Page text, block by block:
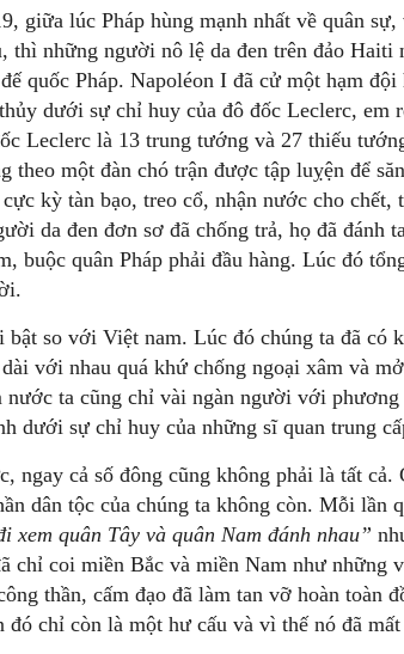
giữa lúc Pháp hùng mạnh nhất về quân
thì những người nô lệ da đen trên đảo Haiti
quốc Pháp. Napoléon I đã cử một hạm
dưới sự chỉ huy của đô đốc Leclerc, em
Leclerc là 13 trung tướng và 27 thiếu
theo một đàn chó trận được tập luỵện để
kỳ tàn bạo, treo cổ, nhận nước cho chết,
da đen đơn sơ đã chống trả, họ đã đánh
buộc quân Pháp phải đầu hàng. Lúc đó
bật so với Việt nam. Lúc đó chúng ta đã có
với nhau quá khứ chống ngoại xâm và
nước ta cũng chỉ vài ngàn người với
dưới sự chỉ huy của những sĩ quan trung
ngay cả số đông cũng không phải là tất cả.
dân tộc của chúng ta không còn. Mỗi lần
xem quân Tây và quân Nam đánh nhau”
chỉ coi miền Bắc và miền Nam như những
thần, cấm đạo đã làm tan vỡ hoàn toàn
đó chỉ còn là một hư cấu và vì thế nó đã